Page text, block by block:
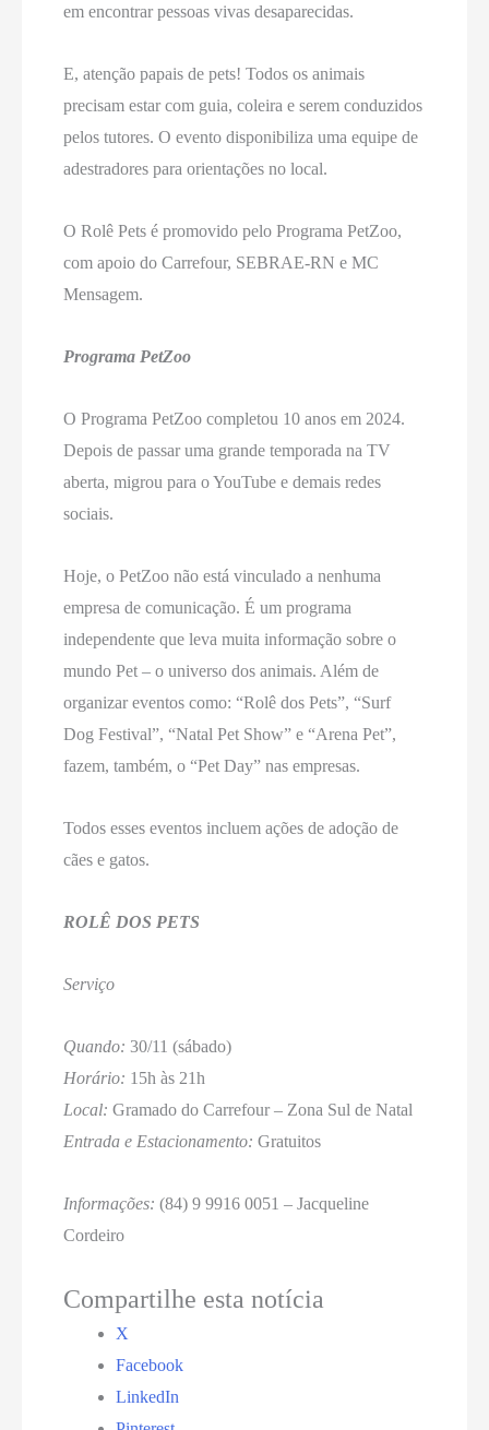
em encontrar pessoas vivas desaparecidas.
E, atenção papais de pets! Todos os animais
precisam estar com guia, coleira e serem conduzidos
pelos tutores. O evento disponibiliza uma equipe de
adestradores para orientações no local.
O Rolê Pets é promovido pelo Programa PetZoo,
com apoio do Carrefour, SEBRAE-RN e MC
Mensagem.
Programa PetZoo
O Programa PetZoo completou 10 anos em 2024.
Depois de passar uma grande temporada na TV
aberta, migrou para o YouTube e demais redes
sociais.
Hoje, o PetZoo não está vinculado a nenhuma
empresa de comunicação. É um programa
independente que leva muita informação sobre o
mundo Pet – o universo dos animais. Além de
organizar eventos como: “Rolê dos Pets”, “Surf
Dog Festival”, “Natal Pet Show” e “Arena Pet”,
fazem, também, o “Pet Day” nas empresas.
Todos esses eventos incluem ações de adoção de
cães e gatos.
ROLÊ DOS PETS
Serviço
Quando: 30/11 (sábado)
Horário: 15h às 21h
Local: Gramado do Carrefour – Zona Sul de Natal
Entrada e Estacionamento: Gratuitos
Informações: (84) 9 9916 0051 – Jacqueline
Cordeiro
Compartilhe esta notícia
X
Facebook
LinkedIn